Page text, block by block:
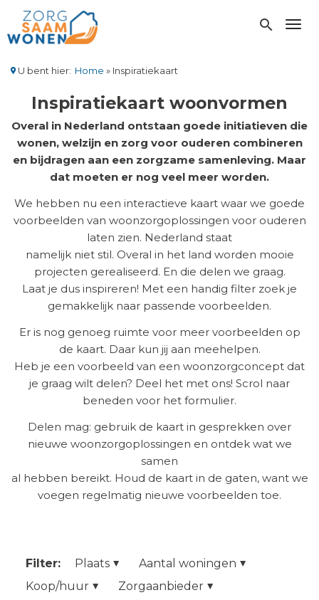
naar
de
gaan
search
U bent hier: Home Inspiratiekaart
Inspiratiekaart woonvormen
Overal in Nederland ontstaan goede initiatieven die
wonen, welzijn en zorg voor ouderen combineren
en bijdragen aan een zorgzame samenleving. Maar
dat moeten er nog veel meer worden.
We hebben nu een interactieve kaart waar we goede
voorbeelden van woonzorgoplossingen voor ouderen
laten zien. Nederland staat
namelijk niet stil. Overal in het land worden mooie
projecten gerealiseerd. En die delen we graag.
Laat je dus inspireren! Met een handig filter zoek je
gemakkelijk naar passende voorbeelden.
Er is nog genoeg ruimte voor meer voorbeelden op
de kaart. Daar kun jij aan meehelpen.
Heb je een voorbeeld van een woonzorgconcept dat
je graag wilt delen? Deel het met ons! Scrol naar
beneden voor het formulier.
Delen mag: gebruik de kaart in gesprekken over
nieuwe woonzorgoplossingen en ontdek wat we
samen
al hebben bereikt. Houd de kaart in de gaten, want we
voegen regelmatig nieuwe voorbeelden toe.